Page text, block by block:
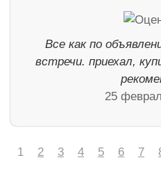
Все как по
встречи. приехал,
25
1 2 3 4 5 6 7